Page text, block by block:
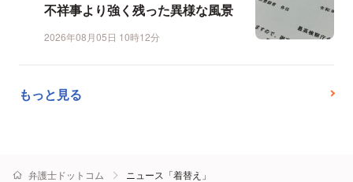
不祥事より強く残った異様な風景
2026年08月05日 10時12分
もっと見る
弁護士ドットコム ニュース「着替え」